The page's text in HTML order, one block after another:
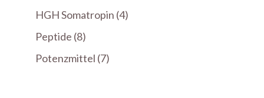
HGH Somatropin 44
Peptide 88
Produkte
Potenzmittel 77